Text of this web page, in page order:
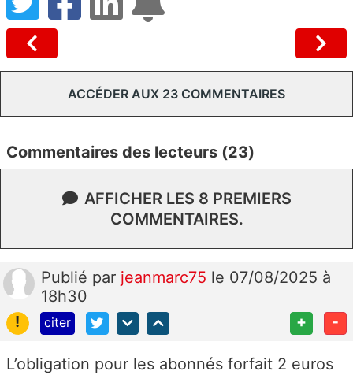
ACCÉDER AUX 23 COMMENTAIRES
Commentaires des lecteurs (23)
AFFICHER LES 8 PREMIERS
COMMENTAIRES.
Publié par jeanmarc75 le 07/08/2025 à
18h30
!
citer + -
L’obligation pour les abonnés forfait 2 euros